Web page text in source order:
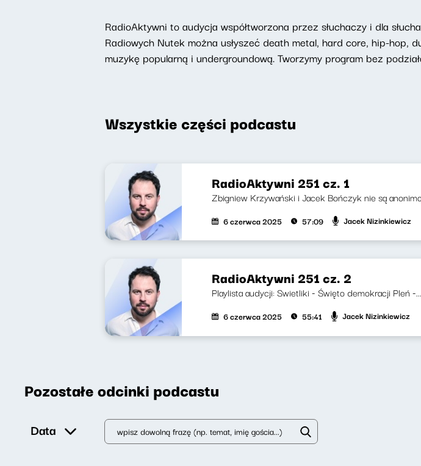
RadioAktywni to audycja współtworzona przez słuchaczy i dla
Radiowych Nutek można usłyszeć death metal, hard core, hip-hop,
muzykę popularną i undergroundową. Tworzymy program bez
Wszystkie części podcastu
RadioAktywni 251 cz. 1
Zbigniew Krzywański i Jacek Bończyk nie są
6 czerwca 2025 57:09 Jacek Nizinkiewicz
RadioAktywni 251 cz. 2
Playlista audycji: Swietliki - Święto demokracji Pleń -...
6 czerwca 2025 55:41 Jacek Nizinkiewicz
Pozostałe odcinki podcastu
Data